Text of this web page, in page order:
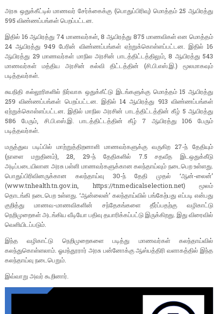
அரசு ஒதுக்கீட்டில் மாணவர் சேர்க்கைக்கு (பொதுப்பிரிவு) மொத்தம் 25 ஆயிரத்து
595 விண்ணப்பங்கள் பெறப்பட்டன.
இதில் 16 ஆயிரத்து 74 மாணவர்கள், 8 ஆயிரத்து 875 மாணவிகள் என மொத்தம்
24 ஆயிரத்து 949 பேரின் விண்ணப்பங்கள் ஏற்றுக்கொள்ளப்பட்டன. இதில் 16
ஆயிரத்து 29 மாணவர்கள் மாநில அரசின் பாடத்திட்டத்திலும், 8 ஆயிரத்து 543
மாணவர்கள் மத்திய அரசின் கல்வி திட்டத்தின் (சி.பி.எஸ்.இ.) மூலமாகவும்
படித்தவர்கள்.
சுயநிதி கல்லூரிகளில் நிர்வாக ஒதுக்கீட்டு இடங்களுக்கு மொத்தம் 15 ஆயிரத்து
259 விண்ணப்பங்கள் பெறப்பட்டன. இதில் 14 ஆயிரத்து 913 விண்ணப்பங்கள்
ஏற்றுக்கொள்ளப்பட்டன. இதில் மாநில அரசின் பாடத்திட்டத்தின் கீழ் 5 ஆயிரத்து
586 பேரும், சி.பி.எஸ்.இ. பாடத்திட்டத்தின் கீழ் 7 ஆயிரத்து 106 பேரும்
படித்தவர்கள்.
மருத்துவ படிப்பில் மாற்றுத்திறனாளி மாணவர்களுக்கு வருகிற 27-ந் தேதியும்
(நாளை மறுதினம்), 28, 29-ந் தேதிகளில் 7.5 சதவீத இடஒதுக்கீடு
அடிப்படையிலான அரசு பள்ளி மாணவர்களுக்கான கலந்தாய்வும் நடைபெற உள்ளது.
பொதுப்பிரிவினருக்கான கலந்தாய்வு 30-ந் தேதி முதல் ‘ஆன்-லைன்’
(www.tnhealth.tn.gov.in, https://tnmedicalselection.net) மூலம்
தொடங்கி நடைபெற உள்ளது. ‘ஆன்லைன்’ கலந்தாய்வில் பங்கேற்பது எப்படி என்பது
குறித்து மாணவ-மாணவிகளின் சந்தேகங்களை தீர்ப்பதற்கு வழிகாட்டு
நெறிமுறைகள் அடங்கிய வீடியோ பதிவு தயாரிக்கப்பட்டு இருக்கிறது. இது விரைவில்
வெளியிடப்படும்.
இந்த வழிகாட்டு நெறிமுறைகளை படித்து மாணவர்கள் கலந்தாய்வில்
கலந்துகொள்ளலாம். ஓமந்தூரார் அரசு பன்னோக்கு ஆஸ்பத்திரி வளாகத்தில் இந்த
கலந்தாய்வு நடைபெறும்.
இவ்வாறு அவர் கூறினார்.